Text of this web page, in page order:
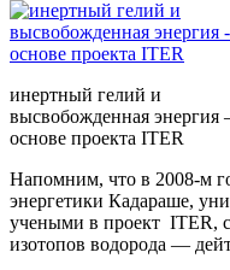
инертный гелий и
высвобожденная энергия
основе проекта ITER
Напомним, что в 2008-м
энергетики Кадараше,
учеными в проект ITER,
изотопов водорода —